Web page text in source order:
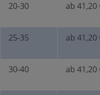
20-30 ab 41,20
25-35 ab 41,20
30-40 ab 41,20